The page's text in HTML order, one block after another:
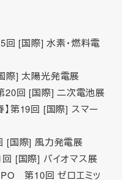
回 [国際] 水素・燃料電
際] 太陽光発電展
20回 [国際] 二次電池展
】第19回 [国際] スマー
[国際] 風力発電展
[国際] バイオマス展
第10回 ゼロエミッ